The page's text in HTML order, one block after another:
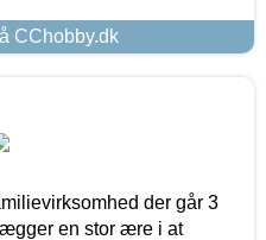
CChobby.dk
der går 3
en stor ære i at